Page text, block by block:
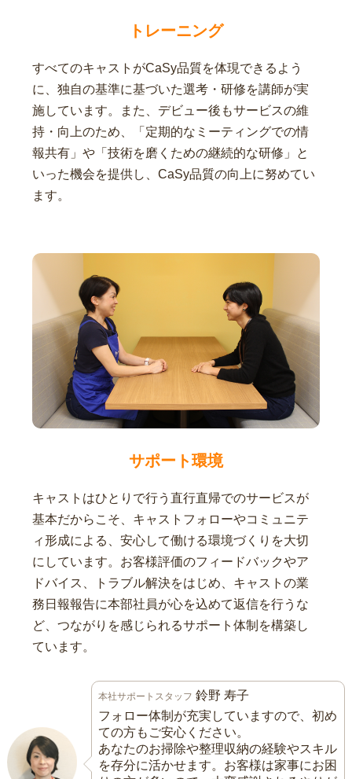
トレーニング
すべてのキャストがCaSy品質を体現できるよう
に、独自の基準に基づいた選考・研修を講師が実
施しています。また、デビュー後もサービスの維
持・向上のため、「定期的なミーティングでの情
報共有」や「技術を磨くための継続的な研修」と
いった機会を提供し、CaSy品質の向上に努めてい
ます。
サポート環境
キャストはひとりで行う直行直帰でのサービスが
基本だからこそ、キャストフォローやコミュニテ
ィ形成による、安心して働ける環境づくりを大切
にしています。お客様評価のフィードバックやア
ドバイス、トラブル解決をはじめ、キャストの業
務日報報告に本部社員が心を込めて返信を行うな
ど、つながりを感じられるサポート体制を構築し
ています。
本社サポートスタッフ 鈴野 寿子
フォロー体制が充実していますので、初め
ての方もご安心ください。
あなたのお掃除や整理収納の経験やスキル
を存分に活かせます。お客様は家事にお困